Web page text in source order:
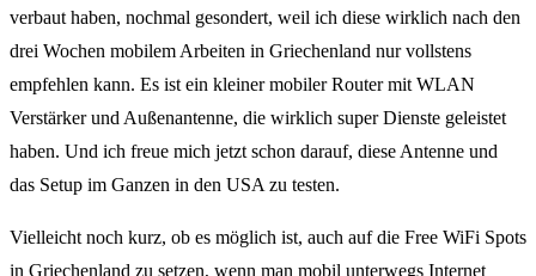
verbaut haben, nochmal gesondert, weil ich diese wirklich nach den
drei Wochen mobilem Arbeiten in Griechenland nur vollstens
empfehlen kann. Es ist ein kleiner mobiler Router mit WLAN
Verstärker und Außenantenne, die wirklich super Dienste geleistet
haben. Und ich freue mich jetzt schon darauf, diese Antenne und
das Setup im Ganzen in den USA zu testen.
Vielleicht noch kurz, ob es möglich ist, auch auf die Free WiFi Spots
in Griechenland zu setzen, wenn man mobil unterwegs Internet